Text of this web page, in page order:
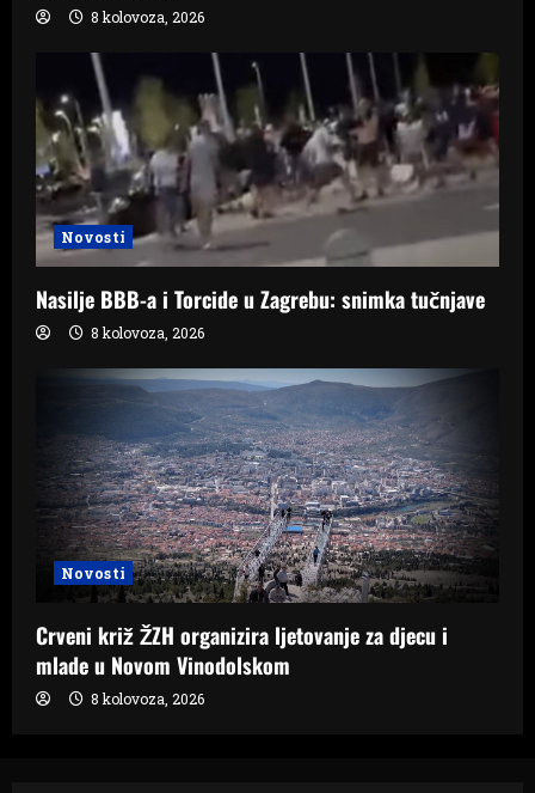
8 kolovoza, 2026
Novosti
Nasilje BBB-a i Torcide u Zagrebu: snimka tučnjave
8 kolovoza, 2026
Novosti
Crveni križ ŽZH organizira ljetovanje za djecu i
mlade u Novom Vinodolskom
8 kolovoza, 2026